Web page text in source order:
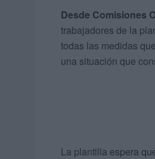
Desde Comisiones
trabajadores de la
todas las medidas
una situación que
La plantilla espera